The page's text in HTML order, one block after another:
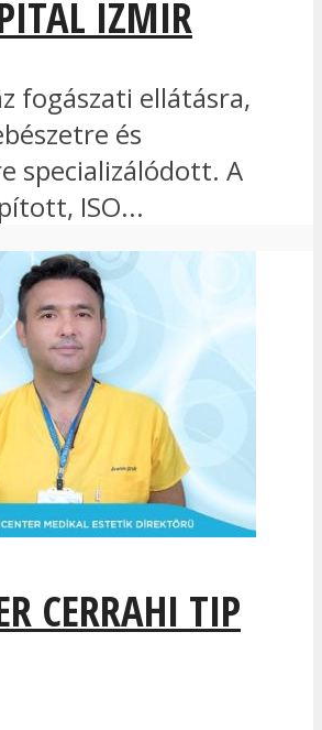
IZMIR
fogászati ellátásra,
és
specializálódott. A
ISO...
CERRAHI TIP